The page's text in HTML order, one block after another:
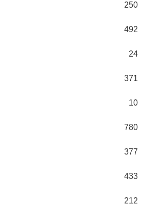
250
492
24
371
10
780
377
433
212